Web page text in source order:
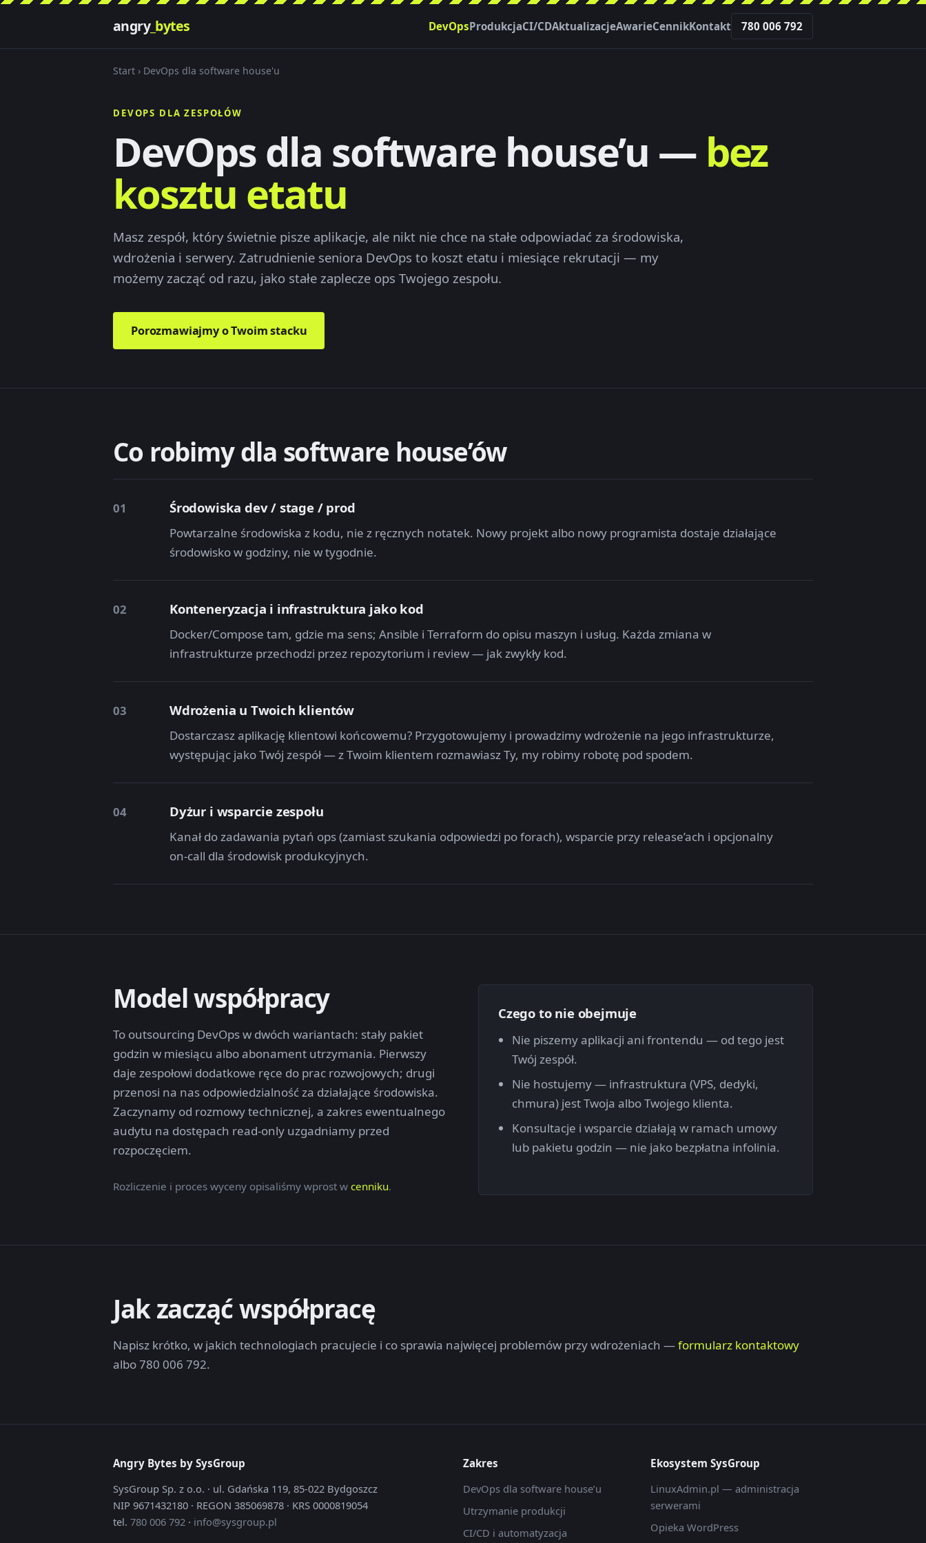
angry_bytes DevOpsProdukcjaCI/CDAktualizacjeAwarieCennikKontakt 780 006 792
Start › DevOps dla software house'u
DEVOPS DLA ZESPOŁÓW
DevOps dla software house’u — bez
kosztu etatu
Masz zespół, który świetnie pisze aplikacje, ale nikt nie chce na stałe odpowiadać za środowiska,
wdrożenia i serwery. Zatrudnienie seniora DevOps to koszt etatu i miesiące rekrutacji — my
możemy zacząć od razu, jako stałe zaplecze ops Twojego zespołu.
Porozmawiajmy o Twoim stacku
Co robimy dla software house’ów
01 Środowiska dev / stage / prod
Powtarzalne środowiska z kodu, nie z ręcznych notatek. Nowy projekt albo nowy programista dostaje działające
środowisko w godziny, nie w tygodnie.
02 Konteneryzacja i infrastruktura jako kod
Docker/Compose tam, gdzie ma sens; Ansible i Terraform do opisu maszyn i usług. Każda zmiana w
infrastrukturze przechodzi przez repozytorium i review — jak zwykły kod.
03 Wdrożenia u Twoich klientów
Dostarczasz aplikację klientowi końcowemu? Przygotowujemy i prowadzimy wdrożenie na jego infrastrukturze,
występując jako Twój zespół — z Twoim klientem rozmawiasz Ty, my robimy robotę pod spodem.
04 Dyżur i wsparcie zespołu
Kanał do zadawania pytań ops (zamiast szukania odpowiedzi po forach), wsparcie przy release’ach i opcjonalny
on-call dla środowisk produkcyjnych.
Model współpracy
To outsourcing DevOps w dwóch wariantach: stały pakiet
godzin w miesiącu albo abonament utrzymania. Pierwszy
daje zespołowi dodatkowe ręce do prac rozwojowych; drugi
przenosi na nas odpowiedzialność za działające środowiska.
Zaczynamy od rozmowy technicznej, a zakres ewentualnego
audytu na dostępach read-only uzgadniamy przed
rozpoczęciem.
Rozliczenie i proces wyceny opisaliśmy wprost w cenniku.
Czego to nie obejmuje
Nie piszemy aplikacji ani frontendu — od tego jest
Twój zespół.
Nie hostujemy — infrastruktura (VPS, dedyki,
chmura) jest Twoja albo Twojego klienta.
Konsultacje i wsparcie działają w ramach umowy
lub pakietu godzin — nie jako bezpłatna infolinia.
Jak zacząć współpracę
Napisz krótko, w jakich technologiach pracujecie i co sprawia najwięcej problemów przy wdrożeniach —formularz kontaktowy
albo 780 006 792.
Angry Bytes by SysGroup
SysGroup Sp. z o.o. · ul. Gdańska 119, 85-022 Bydgoszcz
NIP 9671432180 · REGON 385069878 · KRS 0000819054
tel. 780 006 792 · info@sysgroup.pl
Zakres
DevOps dla software house’u
Utrzymanie produkcji
CI/CD i automatyzacja
Ekosystem SysGroup
LinuxAdmin.pl — administracja
serwerami
Opieka WordPress